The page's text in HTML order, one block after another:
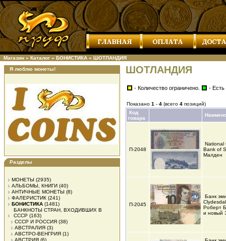
Магазин » Каталог » БОНИСТИКА » ШОТЛАНДИЯ
Я люблю монеты!
Разделы
МОНЕТЫ (2935)
АЛЬБОМЫ, КНИГИ (40)
АНТИЧНЫЕ МОНЕТЫ (8)
ФАЛЕРИСТИК (241)
БОНИСТИКА (1481)
БАНКНОТЫ СТРАН, ВХОДИВШИХ В
СССР (163)
СССР И РОССИЯ (38)
АВСТРАЛИЯ (3)
АВСТРО-ВЕНГРИЯ (1)
АВСТРИЯ (6)
ШОТЛАНДИЯ
- Количество ограничено. - Есть
Показано 1 - 4 (всего 4 позиций)
Код
товара
П-2048
National
Bank of
Малден
П-2045
Банк
Роберт
и новый